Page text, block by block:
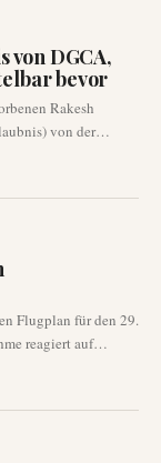
von DGCA,
bevor
Rakesh
von der
Diese
ganz Indien und
Flugplan für den 29.
reagiert auf
stören könnten,